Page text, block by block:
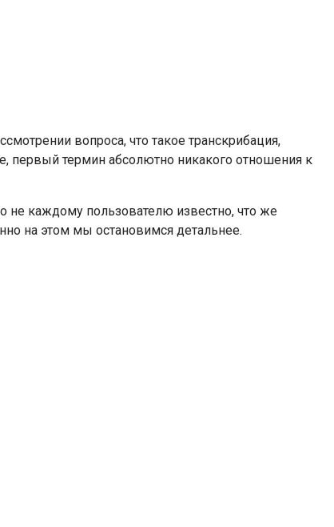
вопроса, что такое транскрибация,
первый термин абсолютно никакого отношения к
не каждому пользователю известно, что же
на этом мы остановимся детальнее.